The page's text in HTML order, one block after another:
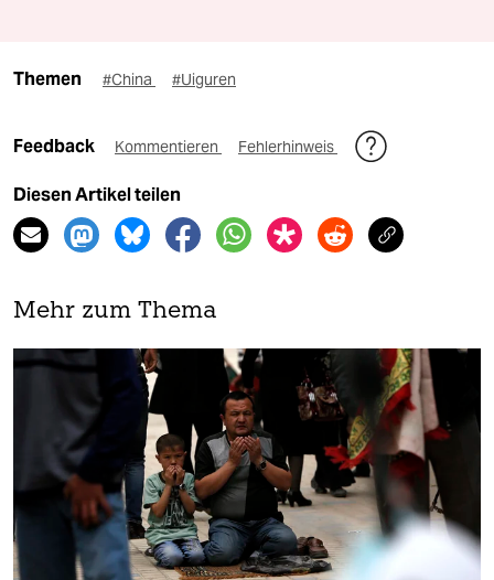
Themen #China #Uiguren
Feedback Kommentieren Fehlerhinweis
Diesen Artikel teilen
Mehr zum Thema